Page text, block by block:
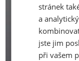
stránek
a
jste jim
při vašem